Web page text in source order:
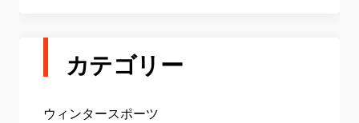
カテゴリー
ウィンタースポーツ